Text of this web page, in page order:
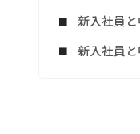
新入社員
新入社員